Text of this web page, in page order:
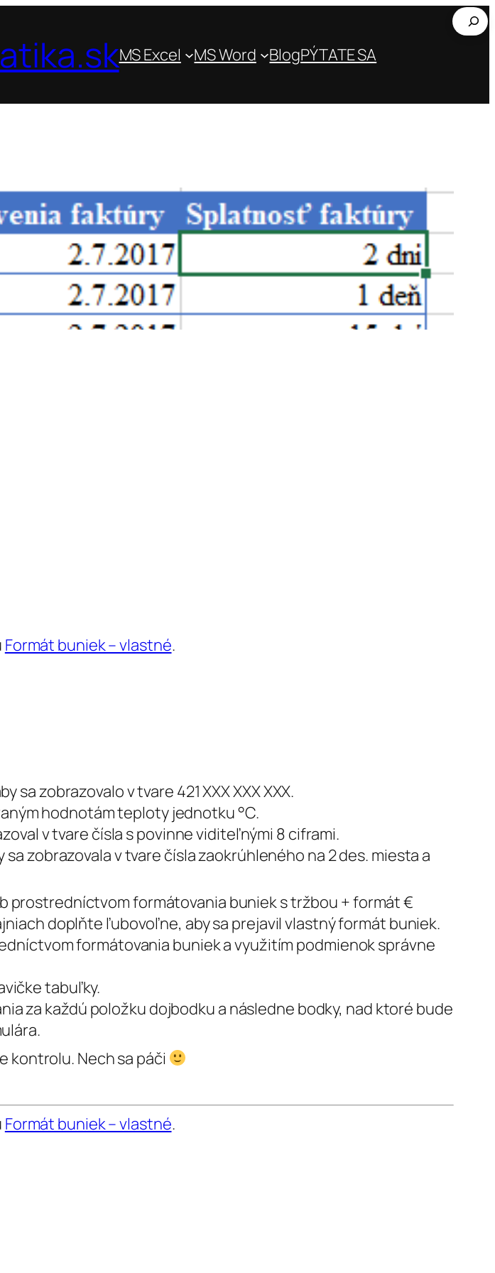
MS Excel MS Word BlogPÝTATE SA
Formát buniek – vlastné.
zobrazovalo v tvare 421 XXX XXX XXX.
hodnotám teploty jednotku °C.
v tvare čísla s povinne viditeľnými 8 ciframi.
zobrazovala v tvare čísla zaokrúhleného na 2 des. miesta a
formátovania buniek s tržbou + formát €
doplňte ľubovoľne, aby sa prejavil vlastný formát buniek.
formátovania buniek a využitím podmienok správne
tabuľky.
za každú položku dojbodku a následne bodky, nad ktoré bude
kontrolu. Nech sa páči
Formát buniek – vlastné.